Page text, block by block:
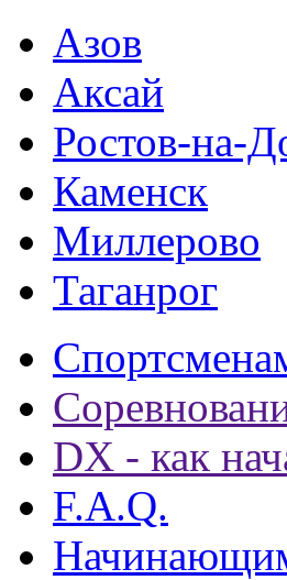
Азов
Аксай
Ростов-на-
Каменск
Миллерово
Таганрог
DX - как
F.A.Q.